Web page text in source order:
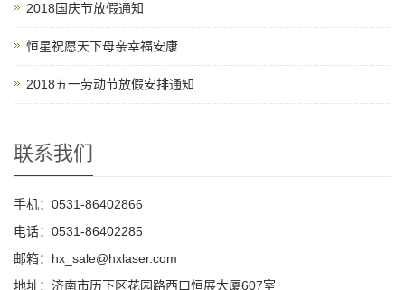
2018国庆节放假通知
恒星祝愿天下母亲幸福安康
2018五一劳动节放假安排通知
联系我们
手机：0531-86402866
电话：0531-86402285
邮箱：hx_sale@hxlaser.com
地址：济南市历下区花园路西口恒展大厦607室